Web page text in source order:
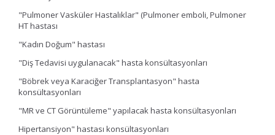
"Pulmoner Vasküler Hastalıklar" (Pulmoner emboli, Pulmoner
HT hastası
"Kadın Doğum" hastası
"Diş Tedavisi uygulanacak" hasta konsültasyonları
"Böbrek veya Karaciğer Transplantasyon" hasta
konsültasyonları
"MR ve CT Görüntüleme" yapılacak hasta konsültasyonları
Hipertansiyon" hastası konsültasyonları